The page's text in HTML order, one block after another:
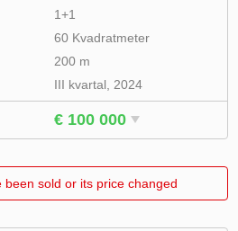
1+1
60 Kvadratmeter
200 m
III kvartal, 2024
€ 100 000
sold or its price changed